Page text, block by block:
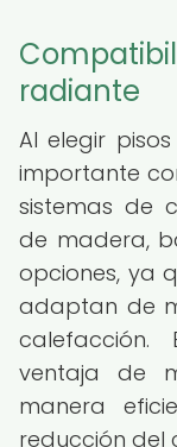
radiante
Al elegir
importante
sistemas de
de madera,
opciones, ya
adaptan de
calefacción.
ventaja de
manera
reducción del